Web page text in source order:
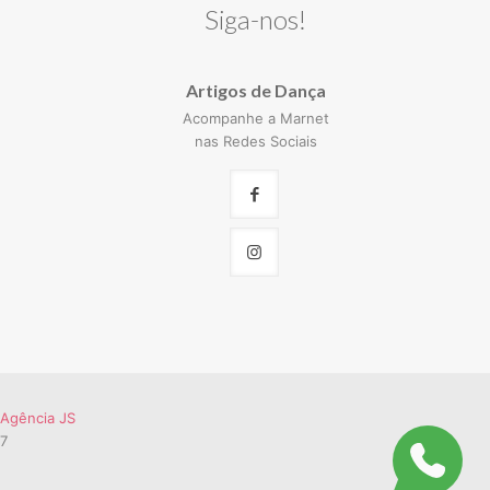
Siga-nos!
Artigos de Dança
Acompanhe a Marnet
nas Redes Sociais
Agência JS